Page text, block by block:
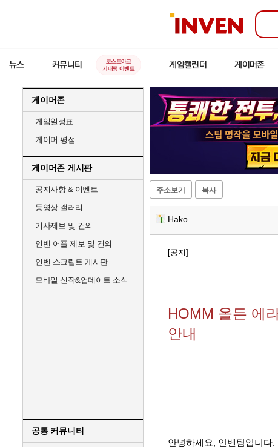
인
뉴스 커뮤니티
로스트아크
기대평 이벤트
게임캘린더 게이머존
게이머존
게임일정표
게이머 평점
게이머존 게시판
공지사항 & 이벤트
동영상 갤러리
기사제보 및 건의
인벤 어플 제보 및 건의
인벤 스크립트 게시판
모바일 신작&업데이트 소식
공통 커뮤니티
주소보기 복사
Hako
[공지]
HOMM 올든 에
안내
안녕하세요, 인벤팀입니다.